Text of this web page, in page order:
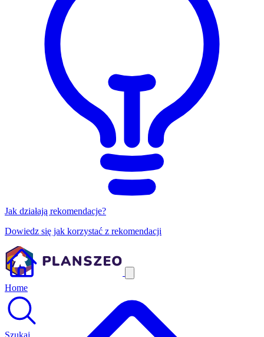
Jak działają rekomendacje?
Dowiedz się jak korzystać z rekomendacji
Home
Szukaj